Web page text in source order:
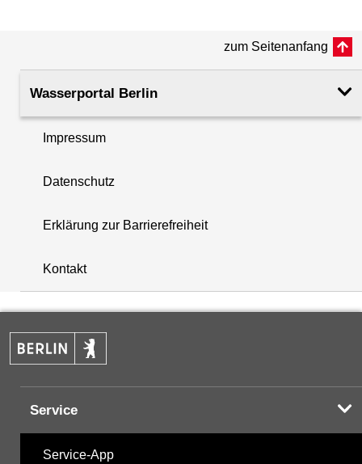
+
−
zum Seitenanfang
Wasserportal Berlin
Impressum
Datenschutz
Erklärung zur Barrierefreiheit
Kontakt
Service
Service-App